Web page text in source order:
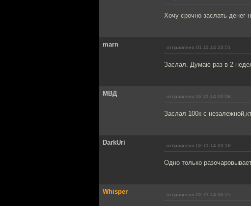
Хочу срочно заслать денег
marn отправлено 01.11.14 23:51
Заслал. Думаю раз в 2
МВД отправлено 02.11.14 00:08
Заслал 100к с
DarkUri отправлено 02.11.14 00:18
Одно только
Whisper отправлено 02.11.14 00:25